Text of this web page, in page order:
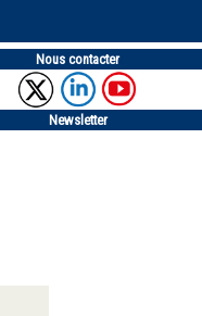
Nous contacter
Newsletter